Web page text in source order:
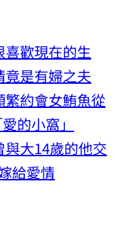
歡現在的生
是有婦之夫
繁約會女鮪魚從
的小窩」
大14歲的他交
給愛情